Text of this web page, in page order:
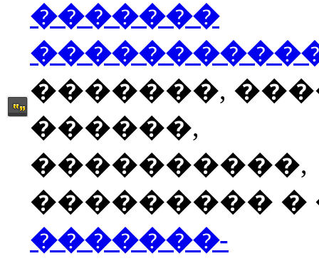
�������
�������,
������,
����������,
��������� �
�������-